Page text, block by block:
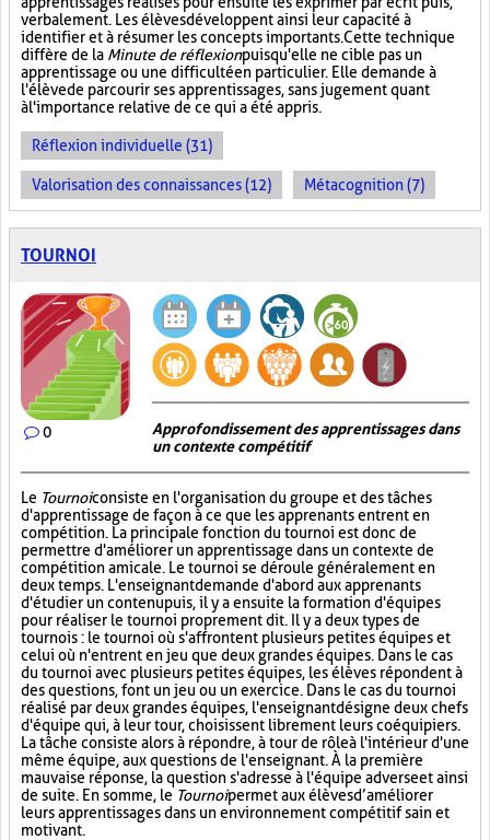
verbalement. Les élèves développent ainsi leur capacité à
identifier et à résumer les concepts importants. Cette technique
diffère de la Minute de réflexionpuisqu'elle ne cible pas un
apprentissage ou une difficulté en particulier. Elle demande à
l'élève de parcourir ses apprentissages, sans jugement quant
à l'importance relative de ce qui a été appris.
Réflexion individuelle (31)
Valorisation des connaissances (12) Métacognition (7)
TOURNOI
0
Approfondissement des apprentissages dans
un contexte compétitif
Le Tournoiconsiste en l'organisation du groupe et des tâches
d'apprentissage de façon à ce que les apprenants entrent en
compétition. La principale fonction du tournoi est donc de
permettre d'améliorer un apprentissage dans un contexte de
compétition amicale. Le tournoi se déroule généralement en
deux temps. L'enseignant demande d'abord aux apprenants
d'étudier un contenu puis, il y a ensuite la formation d'équipes
pour réaliser le tournoi proprement dit. Il y a deux types de
tournois : le tournoi où s'affrontent plusieurs petites équipes et
celui où n'entrent en jeu que deux grandes équipes. Dans le cas
du tournoi avec plusieurs petites équipes, les élèves répondent à
des questions, font un jeu ou un exercice. Dans le cas du tournoi
réalisé par deux grandes équipes, l'enseignant désigne deux chefs
d'équipe qui, à leur tour, choisissent librement leurs coéquipiers.
La tâche consiste alors à répondre, à tour de rôle à l'intérieur d'une
même équipe, aux questions de l'enseignant. À la première
mauvaise réponse, la question s'adresse à l'équipe adverse et ainsi
de suite. En somme, le Tournoipermet aux élèves d’améliorer
leurs apprentissages dans un environnement compétitif sain et
motivant.